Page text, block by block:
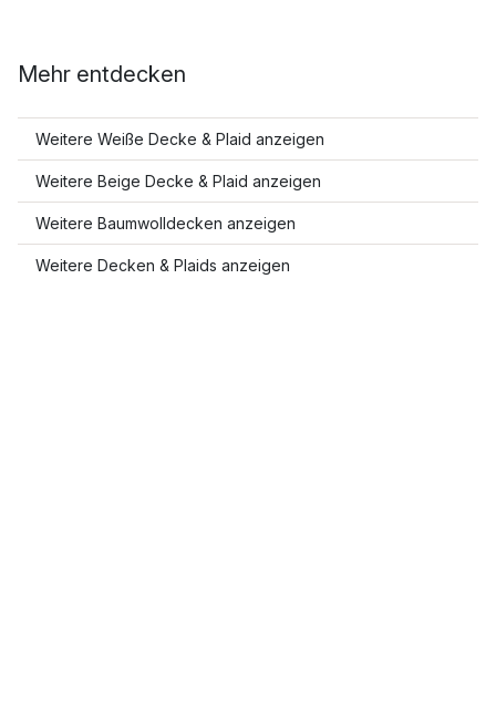
Mehr entdecken
Weitere Weiße Decke & Plaid anzeigen
Weitere Beige Decke & Plaid anzeigen
Weitere Baumwolldecken anzeigen
Weitere Decken & Plaids anzeigen